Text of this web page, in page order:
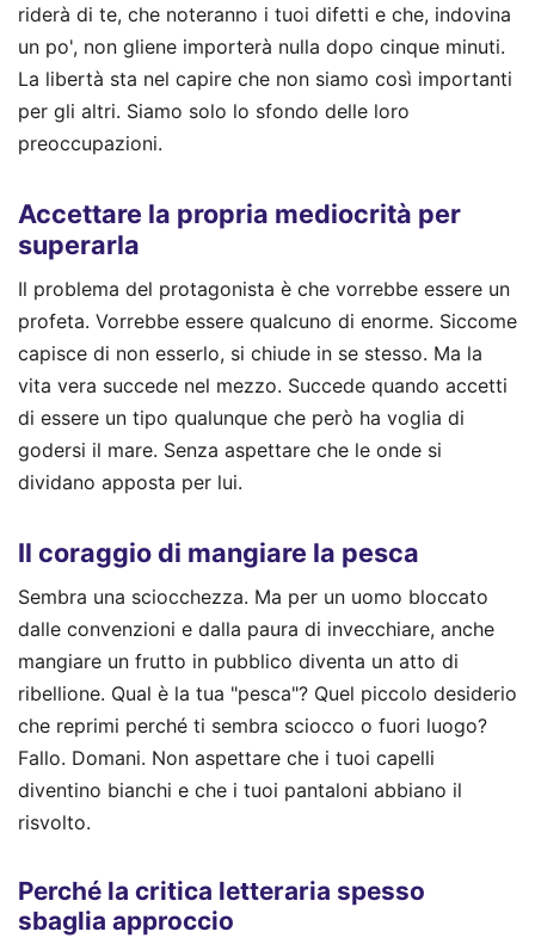
riderà di te, che noteranno i tuoi difetti e che, indovina
un po', non gliene importerà nulla dopo cinque minuti.
La libertà sta nel capire che non siamo così importanti
per gli altri. Siamo solo lo sfondo delle loro
preoccupazioni.
Accettare la propria mediocrità per
superarla
Il problema del protagonista è che vorrebbe essere un
profeta. Vorrebbe essere qualcuno di enorme. Siccome
capisce di non esserlo, si chiude in se stesso. Ma la
vita vera succede nel mezzo. Succede quando accetti
di essere un tipo qualunque che però ha voglia di
godersi il mare. Senza aspettare che le onde si
dividano apposta per lui.
Il coraggio di mangiare la pesca
Sembra una sciocchezza. Ma per un uomo bloccato
dalle convenzioni e dalla paura di invecchiare, anche
mangiare un frutto in pubblico diventa un atto di
ribellione. Qual è la tua "pesca"? Quel piccolo desiderio
che reprimi perché ti sembra sciocco o fuori luogo?
Fallo. Domani. Non aspettare che i tuoi capelli
diventino bianchi e che i tuoi pantaloni abbiano il
risvolto.
Perché la critica letteraria spesso
sbaglia approccio